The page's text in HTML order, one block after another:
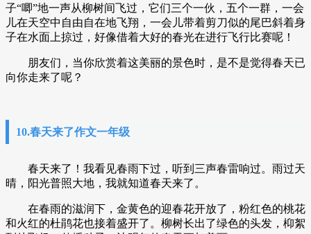
子“唧”地一声从柳树间飞过，它们三个一伙，五个一群，一会
儿在天空中自由自在地飞翔，一会儿带着剪刀似的尾巴斜着身
子在水面上掠过，好像借着大好的春光在进行飞行比赛呢！
朋友们，当你欣赏着这美丽的景色时，是不是觉得春天已
向你走来了呢？
10.春天来了作文一年级
春天来了！我看见春雨下过，听到三声春雷响过。雨过天
晴，阳光普照大地，我就知道春天来了。
在春雨的滋润下，金黄色的迎春花开放了，粉红色的桃花
和火红的杜鹃花也接着盛开了。柳树长出了绿色的头发，枊絮